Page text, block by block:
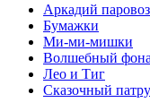
Аркадий
Бумажки
Ми-ми-мишки
Волшебный
Лео и Тиг
Сказочный